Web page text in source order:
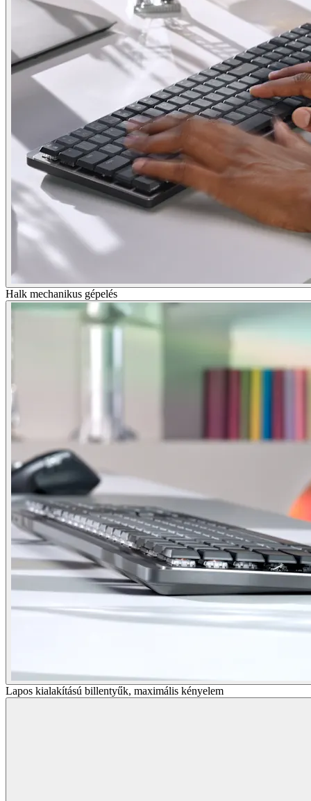
Halk mechanikus gépelés
Lapos kialakítású billentyűk, maximális kényelem